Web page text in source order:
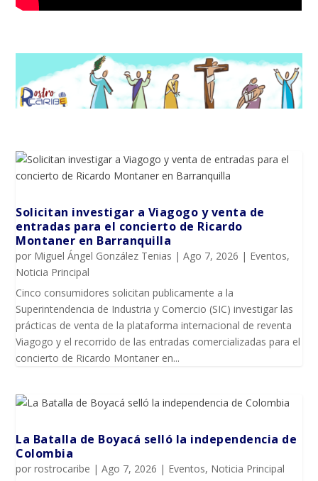
Solicitan investigar a Viagogo y venta de
entradas para el concierto de Ricardo
Montaner en Barranquilla
por Miguel Ángel González Tenias |Ago 7, 2026 | Eventos,
Noticia Principal
Cinco consumidores solicitan publicamente a la
Superintendencia de Industria y Comercio (SIC) investigar las
prácticas de venta de la plataforma internacional de reventa
Viagogo y el recorrido de las entradas comercializadas para el
concierto de Ricardo Montaner en...
La Batalla de Boyacá selló la independencia de
Colombia
porrostrocaribe |Ago 7, 2026 | Eventos, Noticia Principal